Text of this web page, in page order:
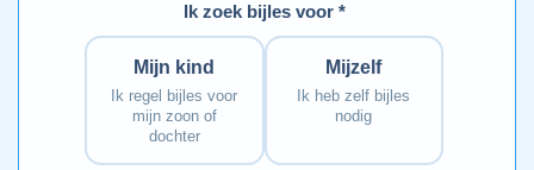
Ik zoek bijles voor *
Mijn kind
Ik regel bijles voor
mijn zoon of
dochter
Mijzelf
Ik heb zelf bijles
nodig